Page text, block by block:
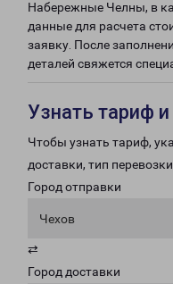
Набережные Челны, в
данные для расчета
заявку. После
деталей свяжется
Узнать тариф
Чтобы узнать тариф,
доставки, тип перевозки
Город отправки
Чехов
⇄
Город доставки